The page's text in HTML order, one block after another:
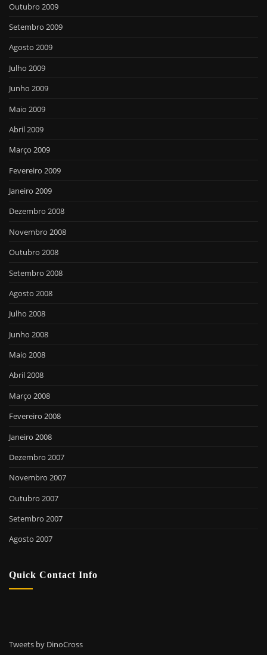
Outubro 2009
Setembro 2009
Agosto 2009
Julho 2009
Junho 2009
Maio 2009
Abril 2009
Março 2009
Fevereiro 2009
Janeiro 2009
Dezembro 2008
Novembro 2008
Outubro 2008
Setembro 2008
Agosto 2008
Julho 2008
Junho 2008
Maio 2008
Abril 2008
Março 2008
Fevereiro 2008
Janeiro 2008
Dezembro 2007
Novembro 2007
Outubro 2007
Setembro 2007
Agosto 2007
Quick Contact Info
Tweets by DinoCross